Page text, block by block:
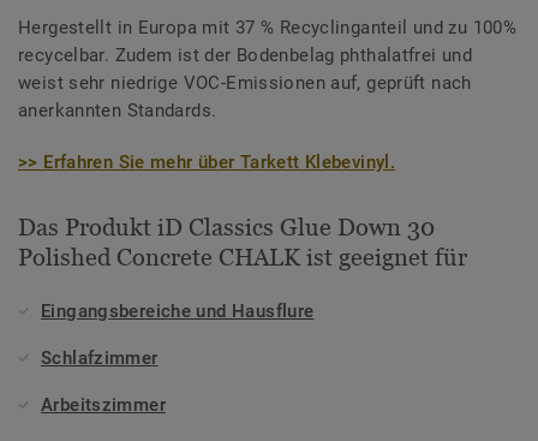
Hergestellt in Europa mit 37 % Recyclinganteil und zu 100%
recycelbar. Zudem ist der Bodenbelag phthalatfrei und
weist sehr niedrige VOC-Emissionen auf, geprüft nach
anerkannten Standards.
>> Erfahren Sie mehr über Tarkett Klebevinyl.
Das Produkt iD Classics Glue Down 30
Polished Concrete CHALK ist geeignet für
Eingangsbereiche und Hausflure
Schlafzimmer
Arbeitszimmer